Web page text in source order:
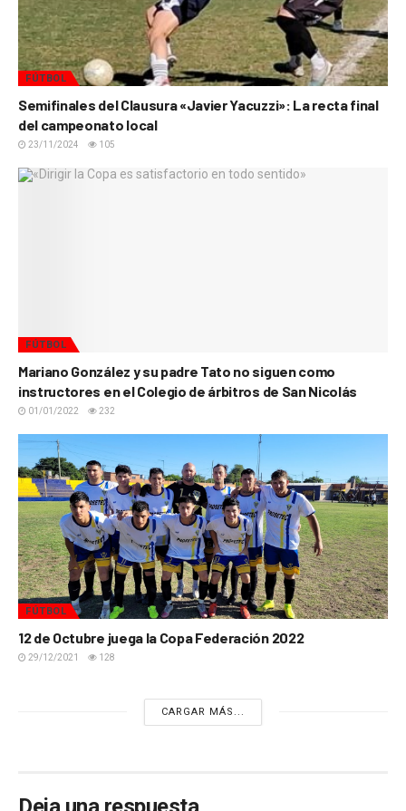
FÚTBOL
Semifinales del Clausura «Javier Yacuzzi»: La recta final
del campeonato local
23/11/2024 105
FÚTBOL
Mariano González y su padre Tato no siguen como
instructores en el Colegio de árbitros de San Nicolás
01/01/2022 232
FÚTBOL
12 de Octubre juega la Copa Federación 2022
29/12/2021 128
CARGAR MÁS...